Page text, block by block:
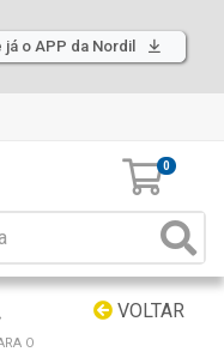
já o APP da Nordil
0
VOLTAR
O